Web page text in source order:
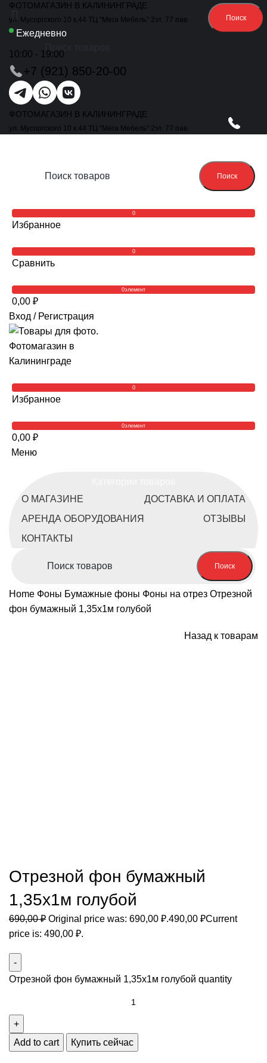
ФОТОМАГАЗИН В КАЛИНИНГРАДЕ
ул. Мусоргского 10 к.44 ТЦ "Мега Мебель" 2эт. 77 пав.
Ежедневно
10:00 - 19:00
+7 (921) 850-20-00
ФОТОМАГАЗИН В КАЛИНИНГРАДЕ
ул. Мусоргского 10 к.44 ТЦ "Мега Мебель" 2эт. 77 пав.
Поиск
0
Избранное
0
Сравнить
0элемент
0,00 ₽
Вход / Регистрация
0
Избранное
0элемент
0,00 ₽
Меню
О МАГАЗИНЕ
ДОСТАВКА И ОПЛАТА
АРЕНДА ОБОРУДОВАНИЯ
ОТЗЫВЫ
КОНТАКТЫ
Поиск
Home Фоны Бумажные фоны Фоны на отрез Отрезной
фон бумажный 1,35х1м голубой
Назад к товарам
Отрезной фон бумажный
1,35х1м голубой
690,00₽ Original price was: 690,00 ₽.490,00 ₽Current
price is: 490,00 ₽.
Отрезной фон бумажный 1,35х1м голубой quantity
Add to cart Купить сейчас
Поиск